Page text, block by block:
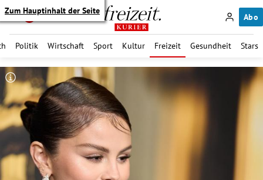
Zum Hauptinhalt der Seite
Abo
Politik Wirtschaft Sport Kultur Freizeit Gesundheit Stars